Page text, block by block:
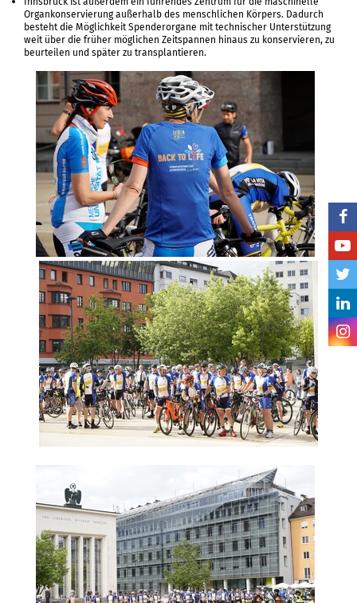
Organkonservierung außerhalb des menschlichen Körpers. Dadurch
besteht die Möglichkeit Spenderorgane mit technischer Unterstützung
weit über die früher möglichen Zeitspannen hinaus zu konservieren, zu
beurteilen und später zu transplantieren.